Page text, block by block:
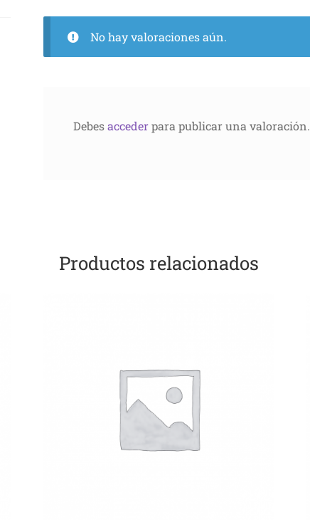
No hay valoraciones aún.
Debesaccederpara publicar una valoración.
Productos relacionados